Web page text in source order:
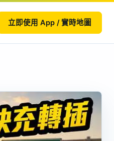
立即使用 App / 實時地圖